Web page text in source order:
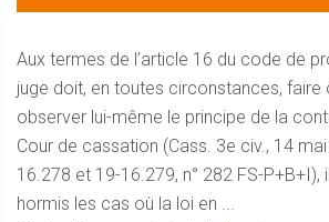
Aux termes de l’article 16 du code de
juge doit, en toutes circonstances, faire
observer lui-même le principe de la
Cour de cassation (Cass. 3e civ., 14
16.278 et 19-16.279, n° 282 FS-P+B+I),
hormis les cas où la loi en ...